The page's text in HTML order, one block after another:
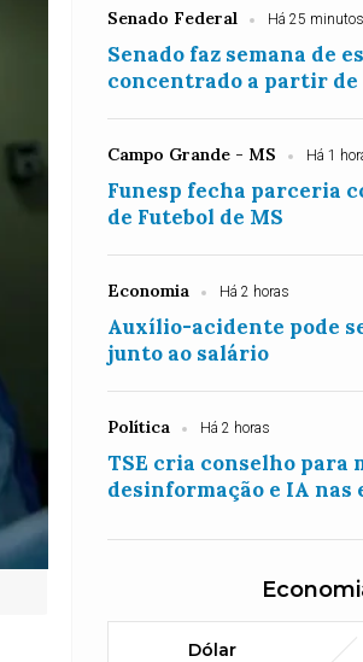
Senado Federal Há 25 minutos
Senado faz semana de
concentrado a partir
Campo Grande - MS Há 1
Funesp fecha parceria
de Futebol de MS
Economia Há 2 horas
Auxílio-acidente pode
junto ao salário
Política Há 2 horas
TSE cria conselho para
desinformação e IA nas
Dólar